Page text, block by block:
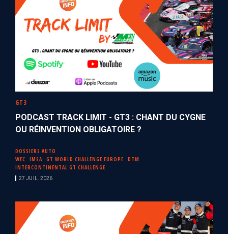
GT3
PODCAST TRACK LIMIT - GT3 : CHANT DU CYGNE
OU RÉINVENTION OBLIGATOIRE ?
DOSSIERS AUTO
WEC
IMSA GT WORLD CHALLENGE EUROPE
DTM
INTERCONTINENTAL GT CHALLENGE
27 JUIL. 2026